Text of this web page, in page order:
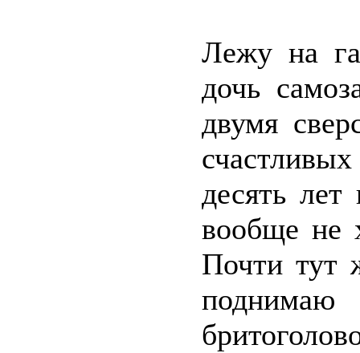
Лежу на
дочь
двумя
десять
вообще не
Почти тут